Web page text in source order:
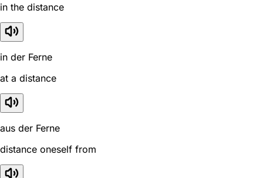
in the distance
in der Ferne
at a distance
aus der Ferne
distance oneself from